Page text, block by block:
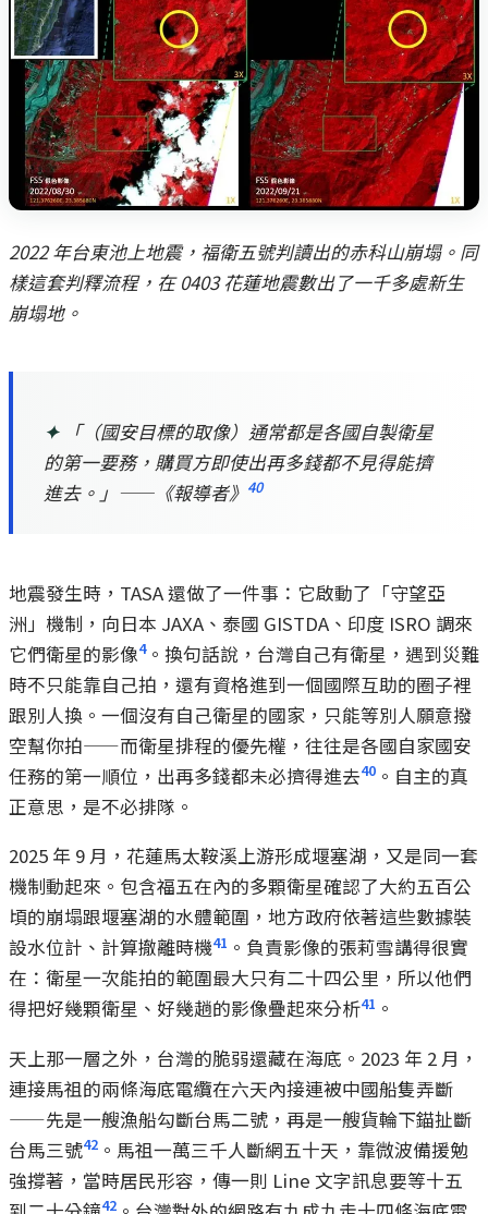
2022 年台東池上地震，福衛五號判讀出的赤科山崩塌。同
樣這套判釋流程，在 0403 花蓮地震數出了一千多處新生
崩塌地。
✦「（國安目標的取像）通常都是各國自製衛星
的第一要務，購買方即使出再多錢都不見得能擠
進去。」——《報導者》 40
地震發生時，TASA 還做了一件事：它啟動了「守望亞
洲」機制，向日本 JAXA、泰國 GISTDA、印度 ISRO 調來
它們衛星的影像4。換句話說，台灣自己有衛星，遇到災難
時不只能靠自己拍，還有資格進到一個國際互助的圈子裡
跟別人換。一個沒有自己衛星的國家，只能等別人願意撥
空幫你拍——而衛星排程的優先權，往往是各國自家國安
任務的第一順位，出再多錢都未必擠得進去40 。自主的真
正意思，是不必排隊。
2025 年 9 月，花蓮馬太鞍溪上游形成堰塞湖，又是同一套
機制動起來。包含福五在內的多顆衛星確認了大約五百公
頃的崩塌跟堰塞湖的水體範圍，地方政府依著這些數據裝
設水位計、計算撤離時機41 。負責影像的張莉雪講得很實
在：衛星一次能拍的範圍最大只有二十四公里，所以他們
得把好幾顆衛星、好幾趟的影像疊起來分析41 。
天上那一層之外，台灣的脆弱還藏在海底。2023 年 2 月，
連接馬祖的兩條海底電纜在六天內接連被中國船隻弄斷
——先是一艘漁船勾斷台馬二號，再是一艘貨輪下錨扯斷
台馬三號42 。馬祖一萬三千人斷網五十天，靠微波備援勉
強撐著，當時居民形容，傳一則 Line 文字訊息要等十五
42